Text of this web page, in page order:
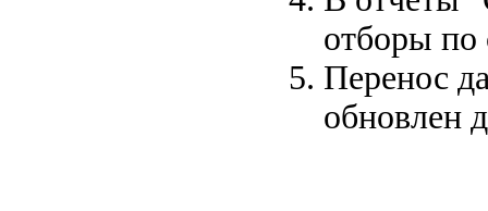
отборы по
Перенос
обновлен